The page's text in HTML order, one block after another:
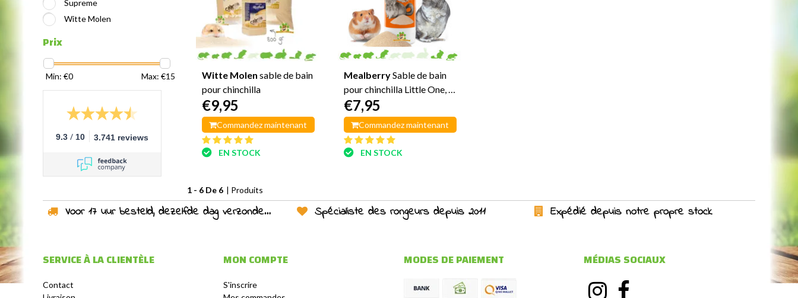
Supreme
Witte Molen
Prix
Min: €0 Max: €15
9.3 / 10 3.741 reviews
Witte Molen sable de bain
pour chinchilla
€9,95
Commandez maintenant
EN STOCK
MealberrySable de bain
pour chinchilla Little One, 1
kg
€7,95
Commandez maintenant
EN STOCK
1 - 6 De 6 | Produits
Voor 17 uur besteld, dezelfde dag verzonden! Spécialiste des rongeurs depuis 2011 Expédié depuis notre propre stock
SERVICE À LA CLIENTÈLE
Contact
MON COMPTE
S'inscrire
MODES DE PAIEMENT MÉDIAS SOCIAUX